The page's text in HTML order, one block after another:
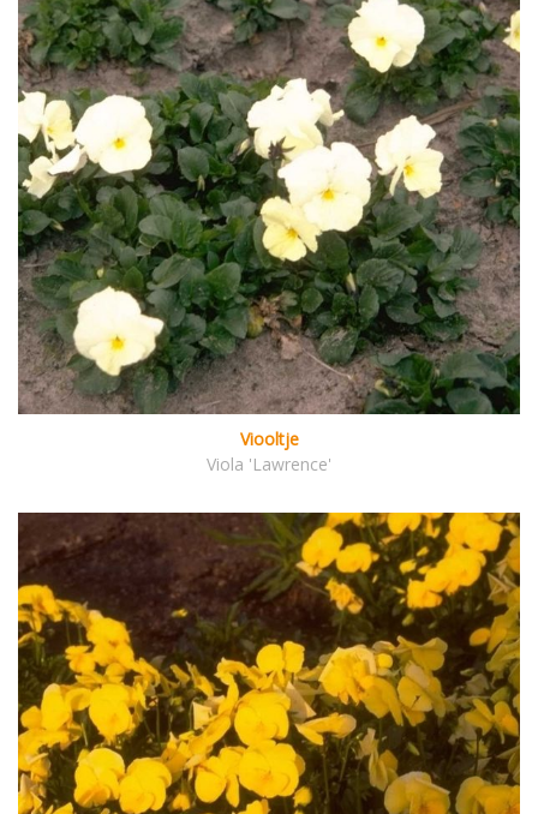
Viooltje
Viola 'Lawrence'